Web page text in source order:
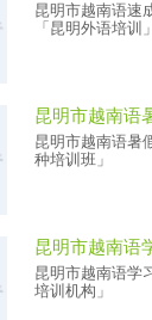
昆明市越南语速
「昆明外语培训
昆明市越南语暑
种培训班」
昆明市越南语学
培训机构」